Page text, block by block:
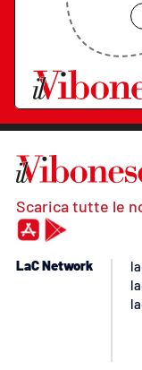
Scarica tutte le
LaC Network